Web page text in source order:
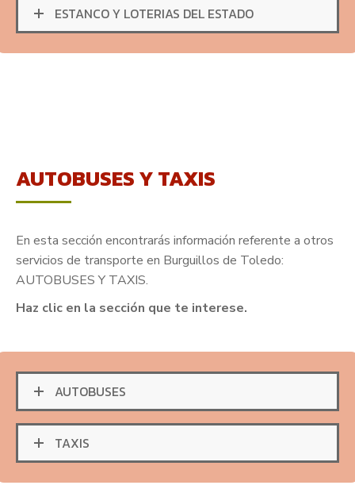
ESTANCO Y LOTERIAS DEL ESTADO
AUTOBUSES Y TAXIS
En esta sección encontrarás información referente a otros
servicios de transporte en Burguillos de Toledo:
AUTOBUSES Y TAXIS.
Haz clic en la sección que te interese.
AUTOBUSES
TAXIS